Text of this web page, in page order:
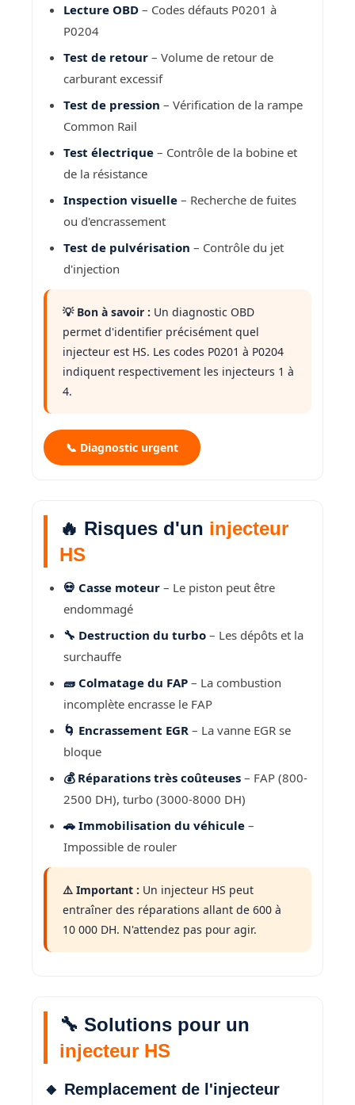
Lecture OBD – Codes défauts P0201 à
P0204
Test de retour – Volume de retour de
carburant excessif
Test de pression – Vérification de la rampe
Common Rail
Test électrique – Contrôle de la bobine et
de la résistance
Inspection visuelle – Recherche de fuites
ou d'encrassement
Test de pulvérisation – Contrôle du jet
d'injection
💡 Bon à savoir : Un diagnostic OBD
permet d'identifier précisément quel
injecteur est HS. Les codes P0201 à P0204
indiquent respectivement les injecteurs 1 à
4.
📞 Diagnostic urgent
🔥 Risques d'un injecteur
HS
💀 Casse moteur – Le piston peut être
endommagé
🔧 Destruction du turbo – Les dépôts et la
surchauffe
🧱 Colmatage du FAP – La combustion
incomplète encrasse le FAP
🌀 Encrassement EGR – La vanne EGR se
bloque
💰 Réparations très coûteuses – FAP (800-
2500 DH), turbo (3000-8000 DH)
🚗 Immobilisation du véhicule –
Impossible de rouler
⚠️ Important : Un injecteur HS peut
entraîner des réparations allant de 600 à
10 000 DH. N'attendez pas pour agir.
🔧 Solutions pour un
injecteur HS
🔸 Remplacement de l'injecteur